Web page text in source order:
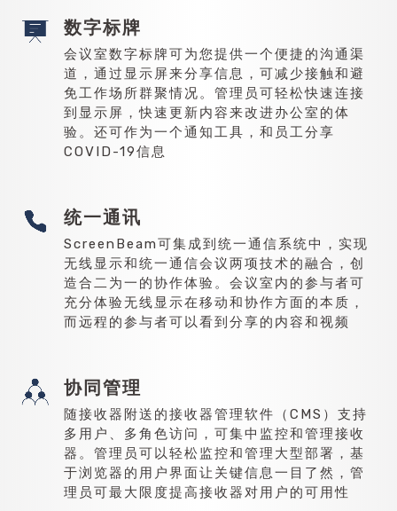
数字标牌
会议室数字标牌可为您提供一个便捷的沟通渠
道，通过显示屏来分享信息，可减少接触和避
免工作场所群聚情况。管理员可轻松快速连接
到显示屏，快速更新内容来改进办公室的体
验。还可作为一个通知工具，和员工分享
COVID-19信息
统一通讯
ScreenBeam可集成到统一通信系统中，实现
无线显示和统一通信会议两项技术的融合，创
造合二为一的协作体验。会议室内的参与者可
充分体验无线显示在移动和协作方面的本质，
而远程的参与者可以看到分享的内容和视频
协同管理
随接收器附送的接收器管理软件（CMS）支持
多用户、多角色访问，可集中监控和管理接收
器。管理员可以轻松监控和管理大型部署，基
于浏览器的用户界面让关键信息一目了然，管
理员可最大限度提高接收器对用户的可用性